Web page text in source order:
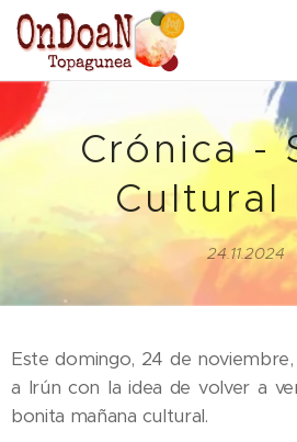
Crónica -
Cultural
24.11.2024
Este domingo, 24 de
a Irún con la idea de volver a
bonita mañana cultural.